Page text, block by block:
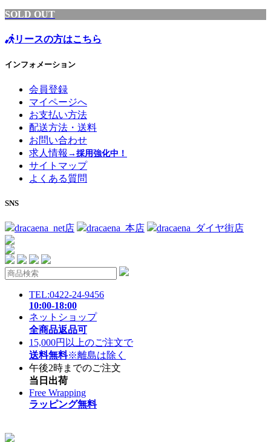
SOLD OUT
リースの方はこちら
インフォメーション
会員登録
マイページへ
お支払い方法
配送方法・送料
お問い合わせ
求人情報 →採用強化中！
サイトマップ
よくある質問
SNS
dracaena_net店 dracaena_本店 dracaena_ダイヤ街店
TEL:0422-24-9456
10:00-18:00
ネットショップ
全商品返品可
15,000円以上のご注文で
送料無料※離島は除く
午後2時までのご注文
当日出荷
Free Wrapping
ラッピング無料